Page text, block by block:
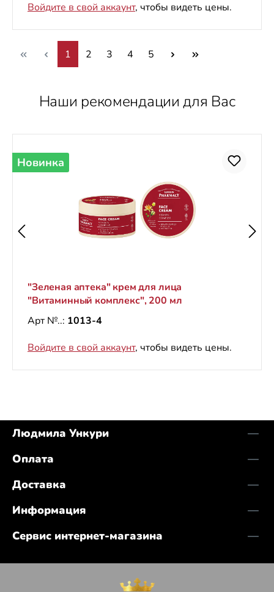
Войдите в свой аккаунт, чтобы видеть цены.
Страница
1 Страница
2 Страница
3 Страница
4 Страница
5
Пропустить галерею продуктов
Наши рекомендации для Вас
Новинка
"Зеленая аптека" крем для лица
"Витаминный комплекс", 200 мл
Арт №..: 1013-4
Войдите в свой аккаунт, чтобы видеть цены.
Людмила Ункури
Оплата
Доставка
Информация
Сервис интернет-магазина